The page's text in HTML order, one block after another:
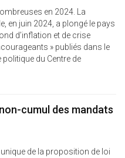
en 2024. La
en juin 2024, a plongé le pays
d’inflation et de crise
» publiés dans le
du Centre de
cumul des mandats
unique de la proposition de loi